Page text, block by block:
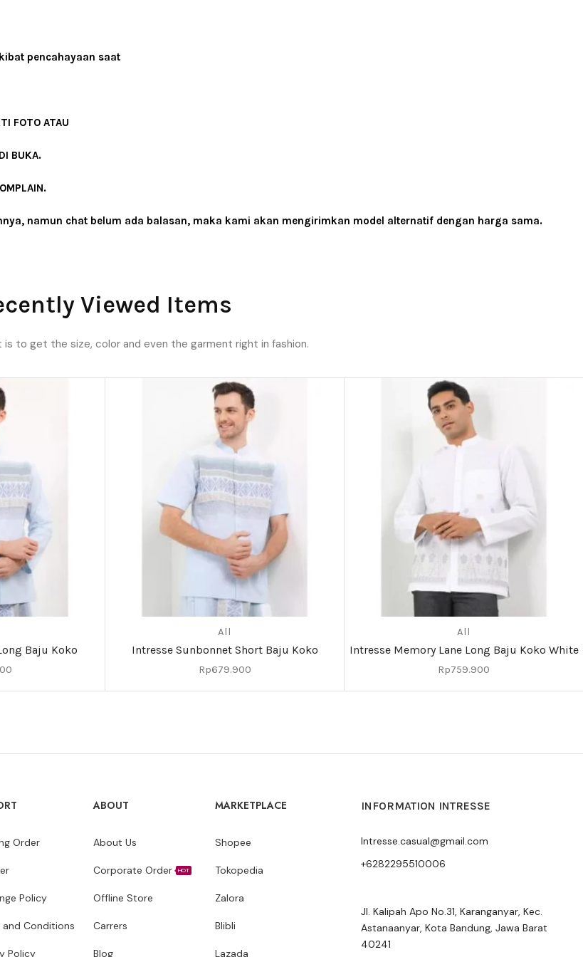
pencahayaan saat
FOTO ATAU
BUKA.
namun chat belum ada balasan, maka kami akan mengirimkan model alternatif dengan harga sama.
Viewed Items
is to get the size, color and even the garment right in fashion.
Baju Koko
All
Intresse Sunbonnet Short Baju Koko
Rp679.900
All
Intresse Memory Lane Long Baju Koko White
Rp759.900
Order
Policy
and Conditions
Policy
ABOUT
About Us
Corporate Order HOT
Offline Store
Carrers
Blog
MARKETPLACE
Shopee
Tokopedia
Zalora
Blibli
Lazada
INFORMATION INTRESSE
Intresse.casual@gmail.com
+6282295510006
Jl. Kalipah Apo No.31, Karanganyar, Kec.
Astanaanyar, Kota Bandung, Jawa Barat
40241